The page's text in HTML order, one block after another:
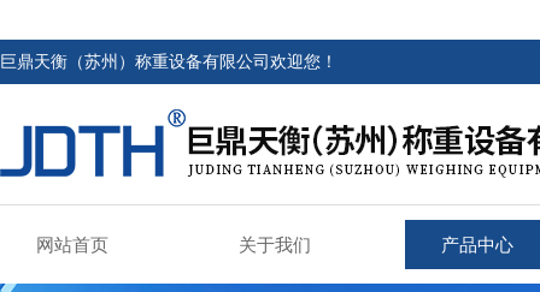
巨鼎天衡（苏州）称重设备有限公司欢迎您！
网站首页 关于我们 产品中心